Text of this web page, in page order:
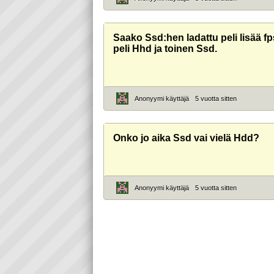
Saako Ssd:hen ladattu peli lisää
peli Hhd ja toinen Ssd.
Anonyymi käyttäjä 5 vuotta sitten
Onko jo aika Ssd vai vielä Hdd?
Anonyymi käyttäjä 5 vuotta sitten